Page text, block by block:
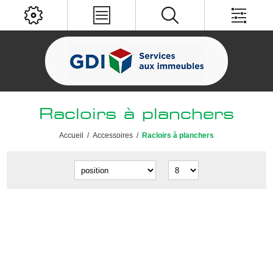
Racloirs à planchers
Accueil / Accessoires / Racloirs à planchers